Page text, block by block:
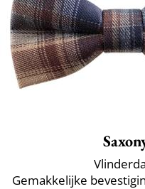
Gemakkelijke